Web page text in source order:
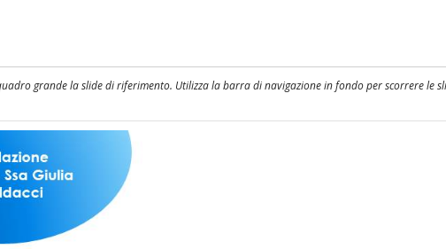
grande la slide di riferimento. Utilizza la barra di navigazione in fondo per scorrere le